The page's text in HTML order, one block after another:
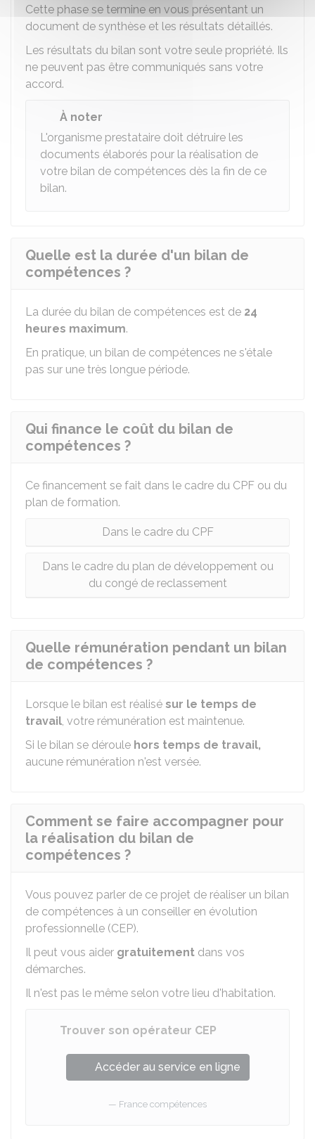
Cette phase se termine en vous présentant un
document de synthèse et les résultats détaillés.
Les résultats du bilan sont votre seule propriété. Ils
ne peuvent pas être communiqués sans votre
accord.
À noter
L'organisme prestataire doit détruire les
documents élaborés pour la réalisation de
votre bilan de compétences dès la fin de ce
bilan.
Quelle est la durée d'un bilan de
compétences ?
La durée du bilan de compétences est de 24
heures maximum.
En pratique, un bilan de compétences ne s'étale
pas sur une très longue période.
Qui finance le coût du bilan de
compétences ?
Ce financement se fait dans le cadre du CPF ou du
plan de formation.
Dans le cadre du CPF
Dans le cadre du plan de développement ou
du congé de reclassement
Quelle rémunération pendant un bilan
de compétences ?
Lorsque le bilan est réalisé sur le temps de
travail, votre rémunération est maintenue.
Si le bilan se déroule hors temps de travail,
aucune rémunération n'est versée.
Comment se faire accompagner pour
la réalisation du bilan de
compétences ?
Vous pouvez parler de ce projet de réaliser un bilan
de compétences à un conseiller en évolution
professionnelle (CEP).
Il peut vous aider gratuitement dans vos
démarches.
Il n'est pas le même selon votre lieu d'habitation.
Trouver son opérateur CEP
Accéder au service en ligne
France compétences